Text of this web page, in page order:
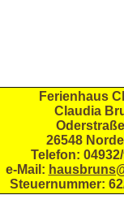
Ferienhaus
Claudia
26548
Telefon:
e-Mail:
Steuernummer: